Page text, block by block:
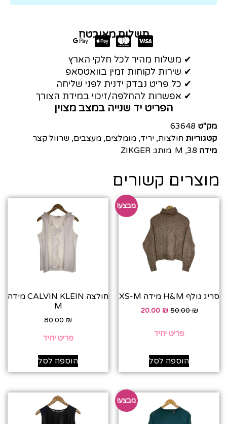
תשלום מאובטח
✔ משלוח מהיר לכל חלקי הארץ
✔ שירות לקוחות זמין בוואטסאפ
✔ כל פריט נבדק ידנית לפני שליחה
✔ אפשרות להחלפה/זיכוי במידת הצורך
הפריט יד שנייה במצב מצוין
מק"ט 63648
קטגוריות חולצות, יריד, מומלצים, מעצבים, שרוול קצר
מידה 38
,
M מותג:ZIKGER
מוצרים קשורים
מבצע!
סריג גולף H&M מידה XS-M
50.00₪
20.00 ₪
פריט יחיד
הוספה לסל
חולצה CALVIN KLEIN מידה
M
80.00 ₪
פריט יחיד
הוספה לסל
מבצע!